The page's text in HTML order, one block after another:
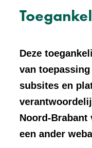
Deze
van
subsites en
Noord-Brabant
een ander